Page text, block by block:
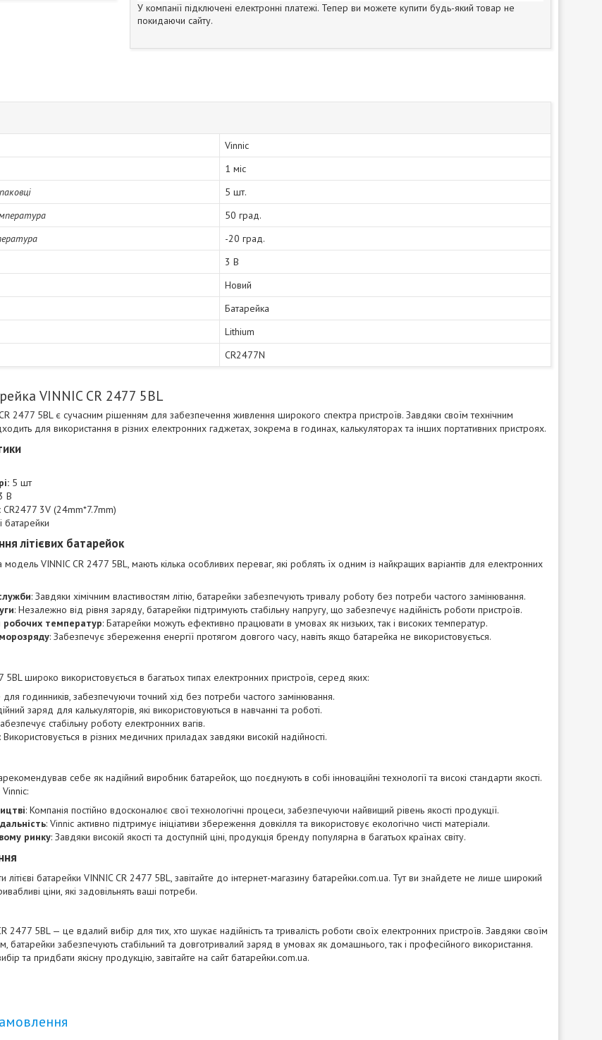
У компанії підключені електронні платежі. Тепер ви можете купити будь-який товар не
покидаючи сайту.
Vinnic
1 міс
5 шт.
50 град.
-20 град.
3 В
Новий
Батарейка
Lithium
CR2477N
VINNIC CR 2477 5BL
CR 2477 5BL є сучасним рішенням для забезпечення живлення широкого спектра пристроїв. Завдяки своїм технічним
для використання в різних електронних гаджетах, зокрема в годинах, калькуляторах та інших портативних пристроях.
5 шт
В
CR2477 3V (24mm*7.7mm)
батарейки
літієвих батарейок
модель VINNIC CR 2477 5BL, мають кілька особливих переваг, які роблять їх одним із найкращих варіантів для електронних
: Завдяки хімічним властивостям літію, батарейки забезпечують тривалу роботу без потреби частого замінювання.
: Незалежно від рівня заряду, батарейки підтримують стабільну напругу, що забезпечує надійність роботи пристроїв.
робочих температур: Батарейки можуть ефективно працювати в умовах як низьких, так і високих температур.
: Забезпечує збереження енергії протягом довгого часу, навіть якщо батарейка не використовується.
5BL широко використовується в багатьох типах електронних пристроїв, серед яких:
для годинників, забезпечуючи точний хід без потреби частого замінювання.
заряд для калькуляторів, які використовуються в навчанні та роботі.
стабільну роботу електронних вагів.
: Використовується в різних медичних приладах завдяки високій надійності.
себе як надійний виробник батарейок, що поєднують в собі інноваційні технології та високі стандарти якості.
: Компанія постійно вдосконалює свої технологічні процеси, забезпечуючи найвищий рівень якості продукції.
: Vinnic активно підтримує ініціативи збереження довкілля та використовує екологічно чисті матеріали.
ринку: Завдяки високій якості та доступній ціні, продукція бренду популярна в багатьох країнах світу.
батарейки VINNIC CR 2477 5BL, завітайте до інтернет-магазину батарейки.com.ua. Тут ви знайдете не лише широкий
ціни, які задовільнять ваші потреби.
2477 5BL — це вдалий вибір для тих, хто шукає надійність та тривалість роботи своїх електронних пристроїв. Завдяки своїм
батарейки забезпечують стабільний та довготривалий заряд в умовах як домашнього, так і професійного використання.
та придбати якісну продукцію, завітайте на сайтбатарейки.com.ua.